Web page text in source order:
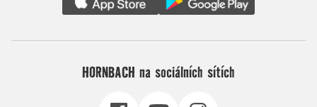
HORNBACH na sociálních sítích